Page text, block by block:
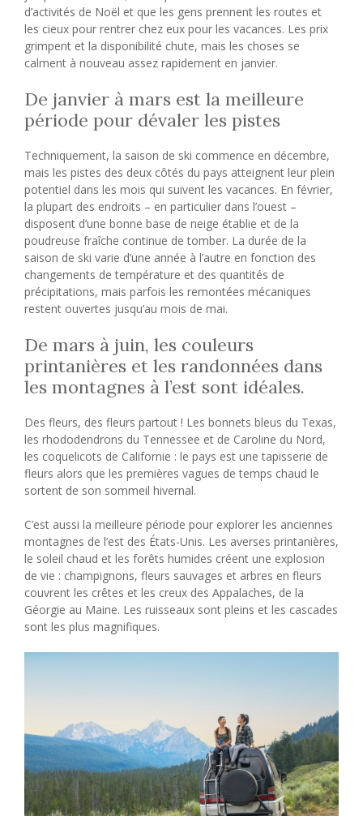
d’activités de Noël et que les gens prennent les routes et
les cieux pour rentrer chez eux pour les vacances. Les prix
grimpent et la disponibilité chute, mais les choses se
calment à nouveau assez rapidement en janvier.
De janvier à mars est la meilleure
période pour dévaler les pistes
Techniquement, la saison de ski commence en décembre,
mais les pistes des deux côtés du pays atteignent leur plein
potentiel dans les mois qui suivent les vacances. En février,
la plupart des endroits – en particulier dans l’ouest –
disposent d’une bonne base de neige établie et de la
poudreuse fraîche continue de tomber. La durée de la
saison de ski varie d’une année à l’autre en fonction des
changements de température et des quantités de
précipitations, mais parfois les remontées mécaniques
restent ouvertes jusqu’au mois de mai.
De mars à juin, les couleurs
printanières et les randonnées dans
les montagnes à l’est sont idéales.
Des fleurs, des fleurs partout ! Les bonnets bleus du Texas,
les rhododendrons du Tennessee et de Caroline du Nord,
les coquelicots de Californie : le pays est une tapisserie de
fleurs alors que les premières vagues de temps chaud le
sortent de son sommeil hivernal.
C’est aussi la meilleure période pour explorer les anciennes
montagnes de l’est des États-Unis. Les averses printanières,
le soleil chaud et les forêts humides créent une explosion
de vie : champignons, fleurs sauvages et arbres en fleurs
couvrent les crêtes et les creux des Appalaches, de la
Géorgie au Maine. Les ruisseaux sont pleins et les cascades
sont les plus magnifiques.